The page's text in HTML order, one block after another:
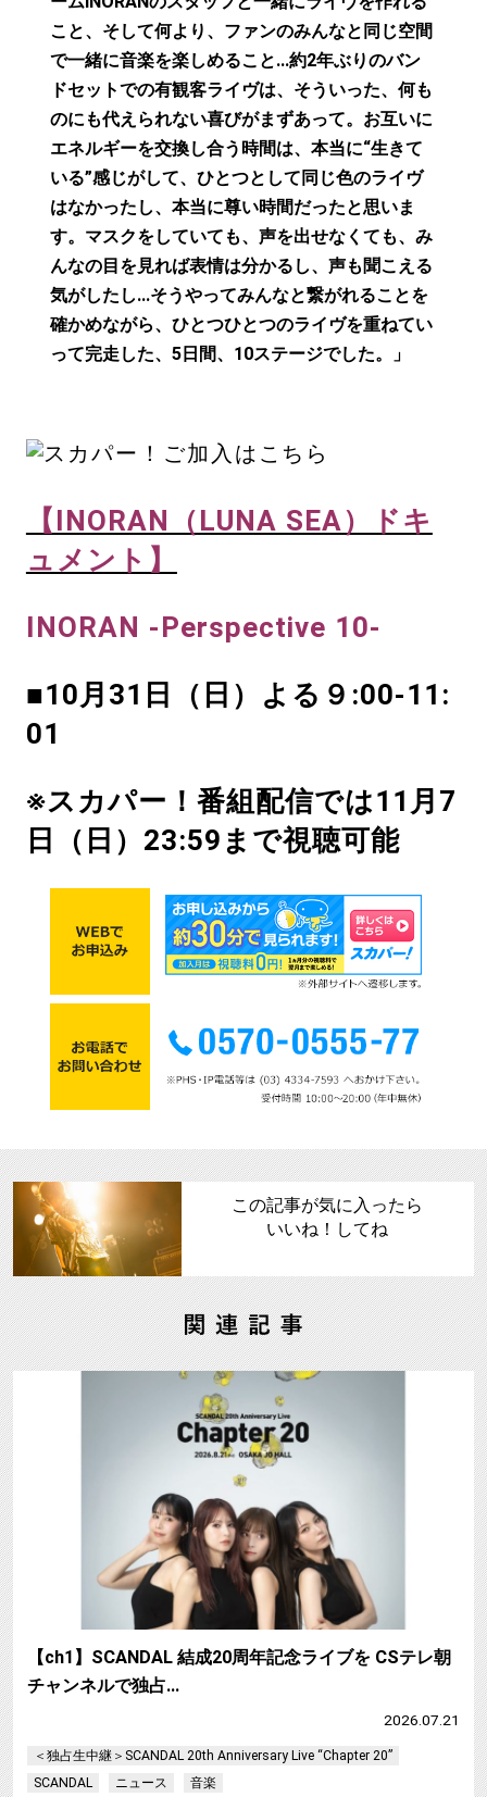
こと、そして何より、ファンのみんなと同じ空間
で一緒に音楽を楽しめること…約2年ぶりのバン
ドセットでの有観客ライヴは、そういった、何も
のにも代えられない喜びがまずあって。お互いに
エネルギーを交換し合う時間は、本当に“生きて
いる”感じがして、ひとつとして同じ色のライヴ
はなかったし、本当に尊い時間だったと思いま
す。マスクをしていても、声を出せなくても、み
んなの目を見れば表情は分かるし、声も聞こえる
気がしたし…そうやってみんなと繋がれることを
確かめながら、ひとつひとつのライヴを重ねてい
って完走した、5日間、10ステージでした。」
【INORAN（LUNA SEA）ドキ
ュメント】
INORAN -Perspective 10-
■10月31日（日）よる９:00-11:
01
※スカパー！番組配信では11月7
日（日）23:59まで視聴可能
この記事が気に入ったら
いいね！してね
【ch1】SCANDAL 結成20周年記念ライブを CSテレ朝
チャンネルで独占…
2026.07.21
＜独占生中継＞SCANDAL 20th Anniversary Live “Chapter 20”
SCANDAL
ニュース 音楽